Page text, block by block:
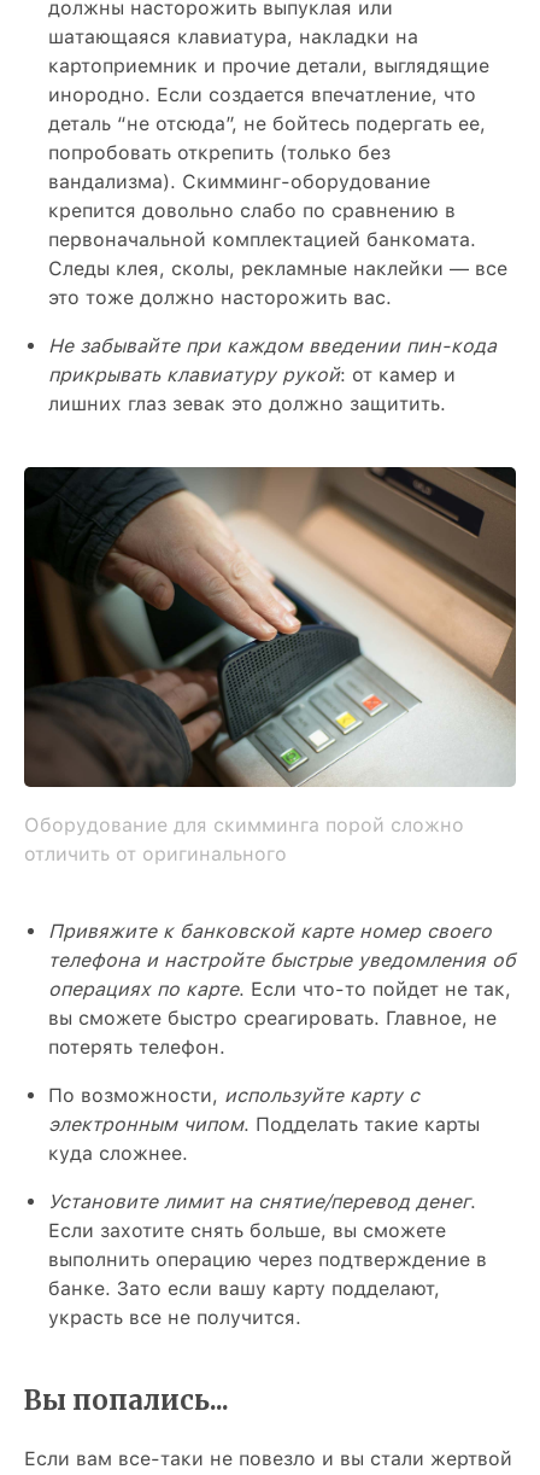
должны насторожить выпуклая или
шатающаяся клавиатура, накладки на
картоприемник и прочие детали, выглядящие
инородно. Если создается впечатление, что
деталь “не отсюда”, не бойтесь подергать ее,
попробовать открепить (только без
вандализма). Скимминг-оборудование
крепится довольно слабо по сравнению в
первоначальной комплектацией банкомата.
Следы клея, сколы, рекламные наклейки — все
это тоже должно насторожить вас.
Не забывайте при каждом введении пин-кода
прикрывать клавиатуру рукой: от камер и
лишних глаз зевак это должно защитить.
Оборудование для скимминга порой сложно
отличить от оригинального
Привяжите к банковской карте номер своего
телефона и настройте быстрые уведомления об
операциях по карте. Если что-то пойдет не так,
вы сможете быстро среагировать. Главное, не
потерять телефон.
По возможности, используйте карту с
электронным чипом. Подделать такие карты
куда сложнее.
Установите лимит на снятие/перевод денег.
Если захотите снять больше, вы сможете
выполнить операцию через подтверждение в
банке. Зато если вашу карту подделают,
украсть все не получится.
Вы попались...
Если вам все-таки не повезло и вы стали жертвой